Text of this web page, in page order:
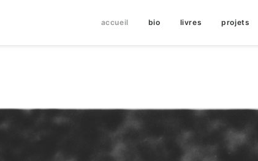
accueil bio livres projets